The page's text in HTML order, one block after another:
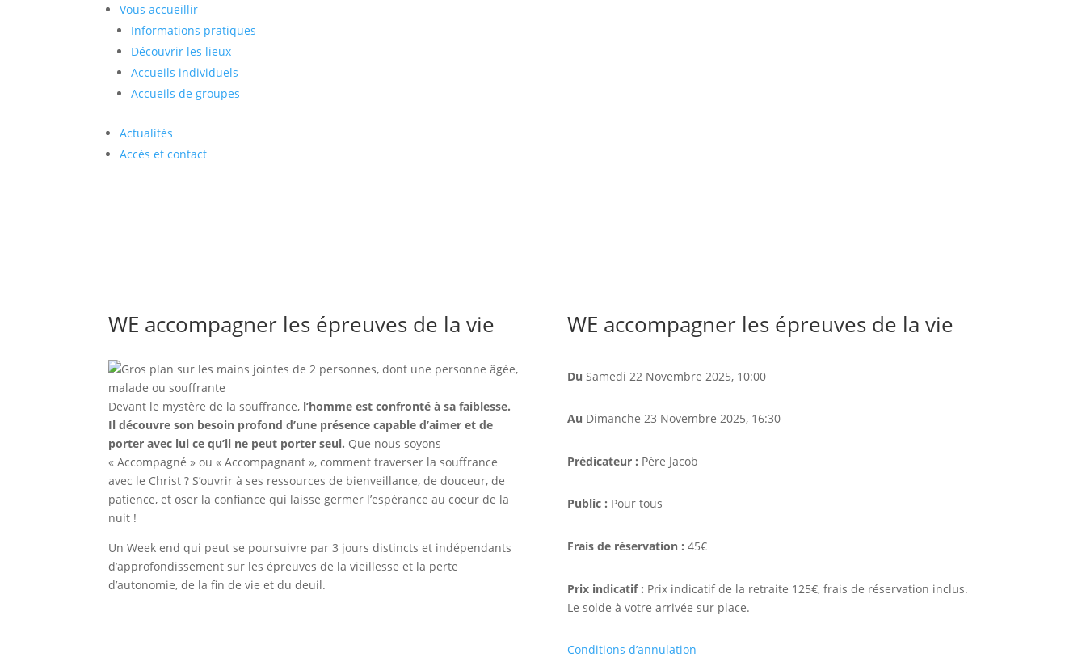
Vous accueillir
Informations pratiques
Découvrir les lieux
Accueils individuels
Accueils de groupes
Actualités
Accès et contact
WE accompagner les épreuves de la vie
Devant le mystère de la souffrance, l’homme est confronté à sa faiblesse.
Il découvre son besoin profond d’une présence capable d’aimer et de
porter avec lui ce qu’il ne peut porter seul. Que nous soyons
« Accompagné » ou « Accompagnant », comment traverser la souffrance
avec le Christ ? S’ouvrir à ses ressources de bienveillance, de douceur, de
patience, et oser la confiance qui laisse germer l’espérance au coeur de la
nuit !
Un Week end qui peut se poursuivre par 3 jours distincts et indépendants
d’approfondissement sur les épreuves de la vieillesse et la perte
d’autonomie, de la fin de vie et du deuil.
WE accompagner les épreuves de la vie
Du Samedi 22 Novembre 2025, 10:00
Au Dimanche 23 Novembre 2025, 16:30
Prédicateur : Père Jacob
Public : Pour tous
Frais de réservation : 45€
Prix indicatif : Prix indicatif de la retraite 125€, frais de réservation inclus.
Le solde à votre arrivée sur place.
Conditions d’annulation